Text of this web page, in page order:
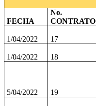
FECHA
No.
CONTRATO
1/04/2022 17
1/04/2022 18
5/04/2022 19